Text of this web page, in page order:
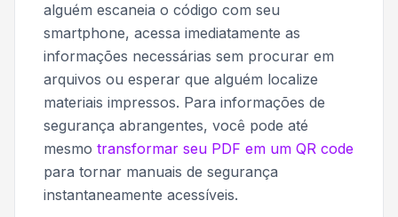
alguém escaneia o código com seu
smartphone, acessa imediatamente as
informações necessárias sem procurar em
arquivos ou esperar que alguém localize
materiais impressos. Para informações de
segurança abrangentes, você pode até
mesmo transformar seu PDF em um QR code
para tornar manuais de segurança
instantaneamente acessíveis.